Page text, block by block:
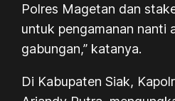
Polres Magetan dan
untuk pengamanan nanti
gabungan,” katanya.
Di Kabupaten Siak,